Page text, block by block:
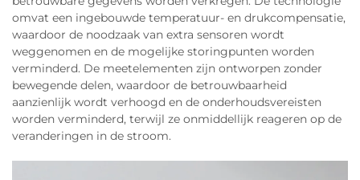
omvat een ingebouwde temperatuur- en drukcompensatie,
waardoor de noodzaak van extra sensoren wordt
weggenomen en de mogelijke storingpunten worden
verminderd. De meetelementen zijn ontworpen zonder
bewegende delen, waardoor de betrouwbaarheid
aanzienlijk wordt verhoogd en de onderhoudsvereisten
worden verminderd, terwijl ze onmiddellijk reageren op de
veranderingen in de stroom.